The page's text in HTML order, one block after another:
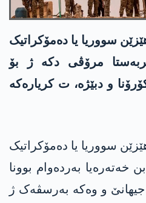
سووریا یا دەمۆکراتیک
مرۆڤی دکە ژ بۆ
و دبێژە، ت کریارەکە
سووریا یا دەمۆکراتیک
خەتەرەیا بەردەوام بوونا
جیهانێ و وەکە بەرسڤەک ژ